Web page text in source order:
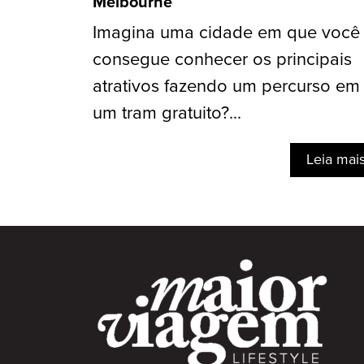
Imagina uma cidade em que você
consegue conhecer os principais
atrativos fazendo um percurso em
um tram gratuito?...
Leia